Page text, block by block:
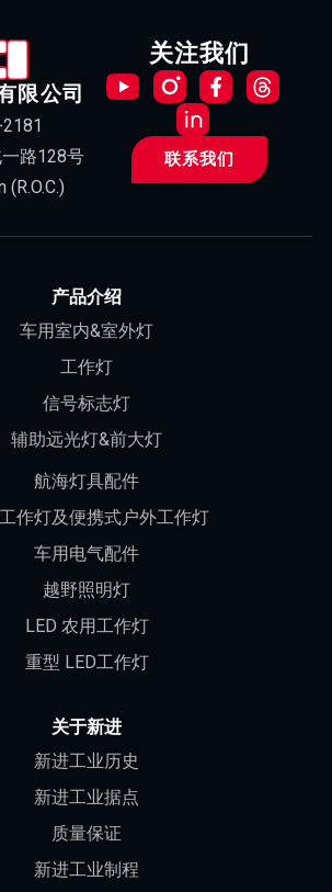
限公司
路128号
(R.O.C.)
关注我们
联系我们
产品介绍
车用室内&室外灯
工作灯
信号标志灯
辅助远光灯&前大灯
航海灯具配件
作灯及便携式户外工作灯
车用电气配件
越野照明灯
LED 农用工作灯
重型 LED工作灯
关于新进
新进工业历史
新进工业据点
质量保证
新进工业制程